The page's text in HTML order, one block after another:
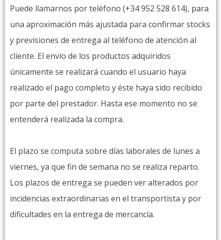
Puede llamarnos por teléfono (+34 952 528 614), para
una aproximación más ajustada para confirmar stocks
y previsiones de entrega al teléfono de atención al
cliente. El envío de los productos adquiridos
únicamente se realizará cuando el usuario haya
realizado el pago completo y éste haya sido recibido
por parte del prestador. Hasta ese momento no se
entenderá realizada la compra.
El plazo se computa sobre días laborales de lunes a
viernes, ya que fin de semana no se realiza reparto.
Los plazos de entrega se pueden ver alterados por
incidencias extraordinarias en el transportista y por
dificultades en la entrega de mercancía.